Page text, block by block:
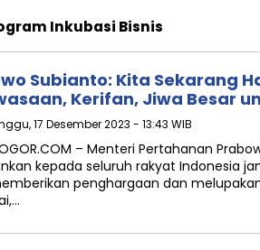
Inkubasi Bisnis
Subianto: Kita Sekarang
Kerifan, Jiwa Besar
17 Desember 2023 - 13:43 WIB
– Menteri Pertahanan
kepada seluruh rakyat Indonesia
penghargaan dan